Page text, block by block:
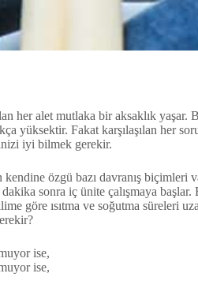
her alet mutlaka bir aksaklık yaşar.
yüksektir. Fakat karşılaşılan her
iyi bilmek gerekir.
özgü bazı davranış biçimleri
sonra iç ünite çalışmaya
göre ısıtma ve soğutma süreleri
ise,
ise,